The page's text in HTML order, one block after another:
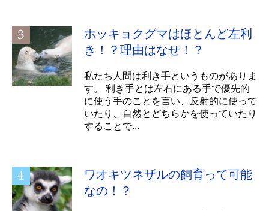
ホッキョクグマはほとんど左利
き！？理由はなせ！？
私たち人間は利き手というものがありま
す。 利き手とは左右にある手で優先的
に使う手のことを言い、反射的に使って
いたり、自然とどちらかを使っていたり
することで...
ワオキツネザルの飼育って可能
なの！？